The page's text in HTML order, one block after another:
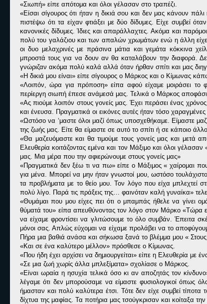
«Σιωπή» είπε απότομα και όλοι γέλασαν στο τραπέζι.
«Είσαι σίγουρος ότι ήταν η δικιά σου και δεν μας κάνουν
πιστέψω ότι τα είχαν φτιάξει με δύο δίδυμες. Είχε συμβεί
κανονικές δίδυμες. Ίδιες και απαράλλαχτες. Ακόμα και
πολύ του γαλάζιου και των απαλών χρωμάτων ενώ η άλλη
οι δυο μελαχρινές με πράσινα μάτια και γεμάτα κόκκινα
μπροστά τους για να δουν αν θα καταλάβουν την διαφορά. Δεν
γνώριζαν ακόμα πολύ καλά αλλά όταν ήρθαν σπίτι και μας
«Η δικιά μου είναι» είπε σίγουρος ο Μάρκος και ο Κίμωνας
«Λοιπόν, ώρα για πρόποση» είπα αφού είχαμε μοιράσει το
περίεργη σιωπή έπεσε ανάμεσά μας. Τελικά ο Μάρκος
«Ας πιούμε λοιπόν στους γονείς μας. Έχει περάσει ένας
και ένευσα. Πραγματικά οι εικόνες αυτές ήταν τόσο
«Ωστόσο να ‘μαστε όλοι μαζί όπως υποσχεθήκαμε. Είμαστε
της ζωής μας. Είτε θα είμαστε σε αυτό το σπίτι ή σε κάποιο
«Θα μαζευόμαστε και θα τιμούμε τους γονείς μας και μετά
Ελευθερία κοιτάζοντας εμένα και τον Μάξιμο και όλοι
μας. Μια μέρα που την αφιερώνουμε στους γονείς μας»
«Πραγματικά δεν ξέω τι να πω» είπε ο Μάξιμος « χαίρομαι
για μένα. Μπορεί να μην ήταν γνωστοί μου, ωστόσο
τα προβλήματα με το θείο μου. Τον λόγο που είχα μπλεχτεί
πολύ λίγο. Παρά τις πράξεις της… φαινόταν καλή γυναίκα»
«Θυμάμαι που μου είχες πει ότι ο μπαμπάς ήθελε να γίνει
θύματά του» είπα απευθύνοντας τον λόγο στον Μάρκο «Τώρα
να είχαμε φροντίσει να γλιτώσουμε το όλο συμβάν. Έπειτα
μόνοι σας. Απλώς εύχομαι να είχαμε προλάβει να το
Πήρα μια βαθιά ανάσα και σήκωσα ξανά το βλέμμα μου «
«Και σε ένα καλύτερο μέλλον» πρόσθεσε ο Κίμωνας.
«Που ήδη έχει αρχίσει να δημιουργείται» είπε η Ελευθερία με
«Σε μια ζωή χωρίς άλλα μπλεξίματα» σχολίασε ο Μάρκος.
«Είναι ωραία η ησυχία τελικά όσο κι αν αποζητάς τον
λέγαμε ότι δεν μπορούσαμε να είμαστε φυσιολογικοί
ήμασταν και πολύ καλύτερα έτσι. Τότε δεν είχε συμβεί
δίχτυα της μαφίας. Τα ποτήρια μας τσούγκρισαν και κοίταξα την